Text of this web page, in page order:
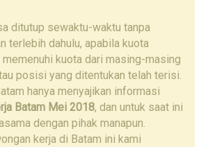
ditutup sewaktu-waktu tanpa
terlebih dahulu, apabila kuota
kuota dari masing-masing
posisi yang ditentukan telah terisi.
hanya menyajikan informasi
Batam Mei 2018, dan untuk saat ini
dengan pihak manapun.
kerja di Batam ini kami